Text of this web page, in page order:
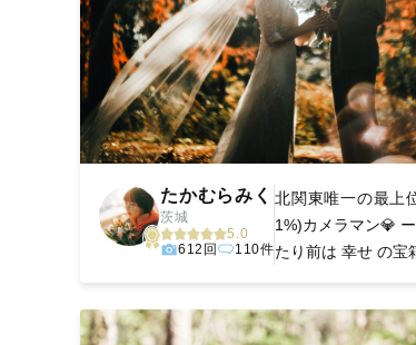
たかむらみく
茨城
5.0
612回
110件
北関東唯一の最上
1%)カメラマン💎
たり前は 幸せ の宝